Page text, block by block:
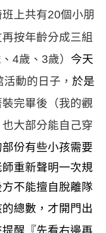
上共有20個小朋
按年齡分成三組
4歲、 3歲） 今天
動的日子， 於是
裝完畢後（我的觀
大部分能自己穿
份有些小孩需要
重新聲明一次規
不能擅自脫離隊
的總數，才開門出
醒『先看右邊再